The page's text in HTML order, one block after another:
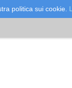
politica sui cookie.